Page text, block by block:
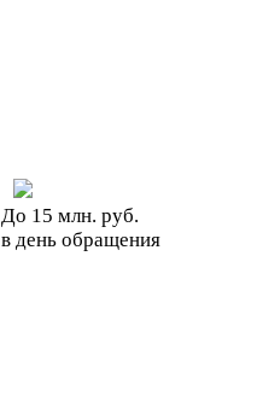
До 15 млн. руб.
в день обращения